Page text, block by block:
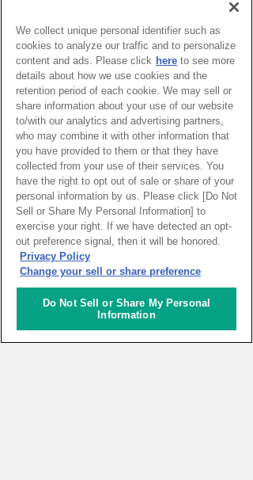
PAGE TOP
HOME
ナレッジキャピタルを知る
We collect unique personal identifier such as
cookies to analyze our traffic and to personalize
content and ads. Please click here to see more
details about how we use cookies and the
retention period of each cookie. We may sell or
share information about your use of our website
to/with our analytics and advertising partners,
who may combine it with other information that
you have provided to them or that they have
collected from your use of their services. You
have the right to opt out of sale or share of your
personal information by us. Please click [Do Not
Sell or Share My Personal Information] to
exercise your right. If we have detected an opt-
out preference signal, then it will be honored.
Privacy Policy
Change your sell or share preference
Do Not Sell or Share My Personal
Information